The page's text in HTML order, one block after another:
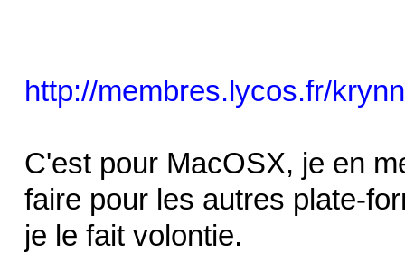
http://membres.lycos.fr/
C'est pour MacOSX, je en
faire pour les autres plate-
je le fait volontie.